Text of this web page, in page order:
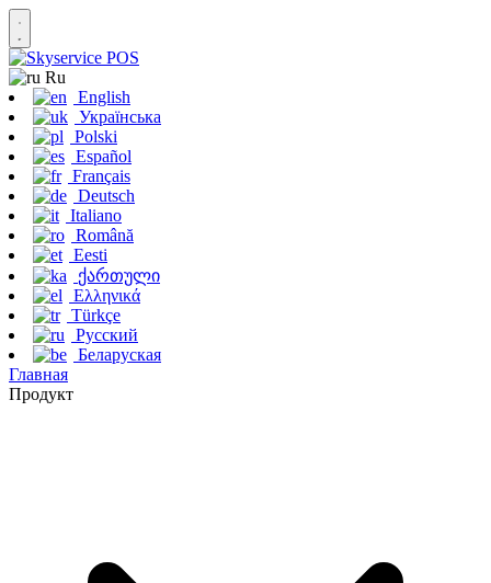
Ru
English
Українська
Polski
Español
Français
Deutsch
Italiano
Română
Eesti
ქართული
Ελληνικά
Türkçe
Русский
Беларуская
Главная
Продукт